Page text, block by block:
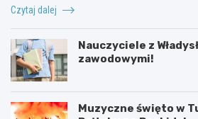
Czytaj dalej
Nauczyciele z
zawodowymi!
Muzyczne święto w